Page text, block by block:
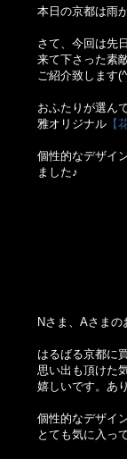
本日の京都は雨
さて、今回は先
来て下さった素
ご紹介致します
おふたりが選ん
雅オリジナル 【
個性的なデザイ
ました♪
Nさま、Aさまの
はるばる京都に
思い出も頂けた
嬉しいです。あ
個性的なデザイ
とても気に入っ